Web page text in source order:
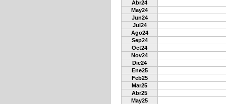
Abr24
May24
Jun24
Jul24
Ago24
Sep24
Oct24
Nov24
Dic24
Ene25
Feb25
Mar25
Abr25
May25